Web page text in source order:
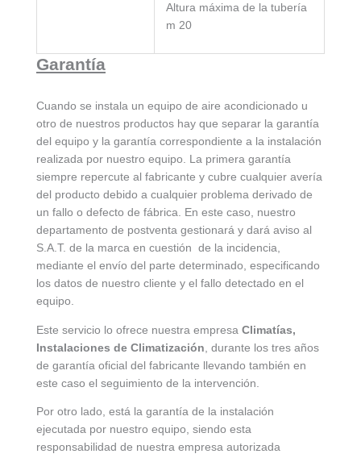
Altura máxima de la tubería
m 20
Garantía
Cuando se instala un equipo de aire acondicionado u
otro de nuestros productos hay que separar la garantía
del equipo y la garantía correspondiente a la instalación
realizada por nuestro equipo. La primera garantía
siempre repercute al fabricante y cubre cualquier avería
del producto debido a cualquier problema derivado de
un fallo o defecto de fábrica. En este caso, nuestro
departamento de postventa gestionará y dará aviso al
S.A.T. de la marca en cuestión de la incidencia,
mediante el envío del parte determinado, especificando
los datos de nuestro cliente y el fallo detectado en el
equipo.
Este servicio lo ofrece nuestra empresa Climatías,
Instalaciones de Climatización , durante los tres años
de garantía oficial del fabricante llevando también en
este caso el seguimiento de la intervención.
Por otro lado, está la garantía de la instalación
ejecutada por nuestro equipo, siendo esta
responsabilidad de nuestra empresa autorizada